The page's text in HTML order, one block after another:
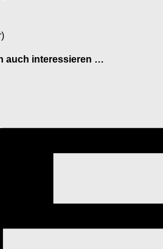
auch interessieren …